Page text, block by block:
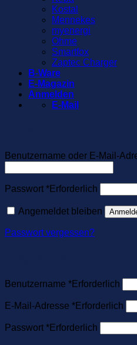
Kostal
Mennekes
myenergi
Ohme
Smartfox
Zaptec Charger
B-Ware
E-Magazin
Anmelden
E-Mail
Benutzername oder E-Mail-
Passwort *Erforderlich
Angemeldet bleiben
Passwort vergessen?
Benutzername *Erforderlich
E-Mail-Adresse *Erforderlich
Passwort *Erforderlich